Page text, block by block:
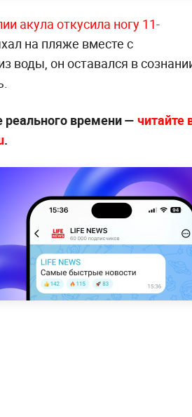
акула откусила ногу 11-
на пляже вместе с
воды, он оставался в
времени — читайте
.